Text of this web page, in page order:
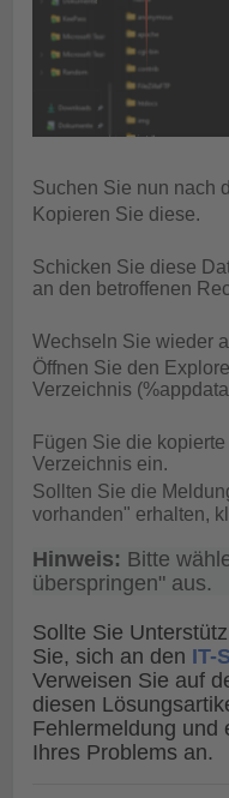
Suchen Sie nun nach
Kopieren Sie diese.
Schicken Sie diese
an den betroffenen
Wechseln Sie wieder
Öffnen Sie den
Verzeichnis
Fügen Sie die
Verzeichnis ein.
Sollten Sie die
vorhanden" erhalten,
Hinweis: Bitte
überspringen" aus.
Sollte Sie
Sie, sich an den IT-
Verweisen Sie auf
diesen
Fehlermeldung und
Ihres Problems an.